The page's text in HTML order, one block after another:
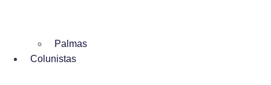
Palmas
Colunistas